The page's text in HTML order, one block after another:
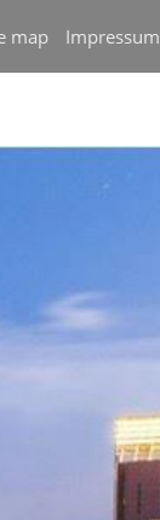
map Impressum